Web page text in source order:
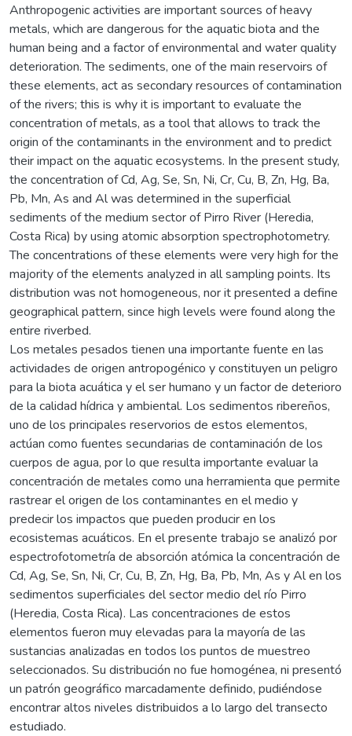
Anthropogenic activities are important sources of heavy
metals, which are dangerous for the aquatic biota and the
human being and a factor of environmental and water quality
deterioration. The sediments, one of the main reservoirs of
these elements, act as secondary resources of contamination
of the rivers; this is why it is important to evaluate the
concentration of metals, as a tool that allows to track the
origin of the contaminants in the environment and to predict
their impact on the aquatic ecosystems. In the present study,
the concentration of Cd, Ag, Se, Sn, Ni, Cr, Cu, B, Zn, Hg, Ba,
Pb, Mn, As and Al was determined in the superficial
sediments of the medium sector of Pirro River (Heredia,
Costa Rica) by using atomic absorption spectrophotometry.
The concentrations of these elements were very high for the
majority of the elements analyzed in all sampling points. Its
distribution was not homogeneous, nor it presented a define
geographical pattern, since high levels were found along the
entire riverbed.
Los metales pesados tienen una importante fuente en las
actividades de origen antropogénico y constituyen un peligro
para la biota acuática y el ser humano y un factor de deterioro
de la calidad hídrica y ambiental. Los sedimentos ribereños,
uno de los principales reservorios de estos elementos,
actúan como fuentes secundarias de contaminación de los
cuerpos de agua, por lo que resulta importante evaluar la
concentración de metales como una herramienta que permite
rastrear el origen de los contaminantes en el medio y
predecir los impactos que pueden producir en los
ecosistemas acuáticos. En el presente trabajo se analizó por
espectrofotometría de absorción atómica la concentración de
Cd, Ag, Se, Sn, Ni, Cr, Cu, B, Zn, Hg, Ba, Pb, Mn, As y Al en los
sedimentos superficiales del sector medio del río Pirro
(Heredia, Costa Rica). Las concentraciones de estos
elementos fueron muy elevadas para la mayoría de las
sustancias analizadas en todos los puntos de muestreo
seleccionados. Su distribución no fue homogénea, ni presentó
un patrón geográfico marcadamente definido, pudiéndose
encontrar altos niveles distribuidos a lo largo del transecto
estudiado.